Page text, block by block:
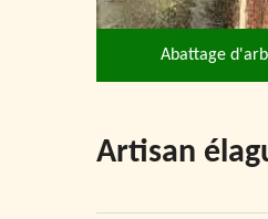
Abattage
Artisan